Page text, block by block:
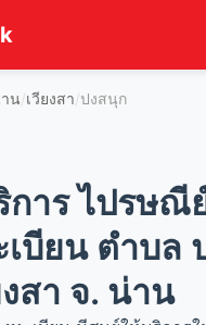
น เวียงสา ปงสนุก
การ ไปรษณี
เบียน ตำบล
สา จ. น่าน